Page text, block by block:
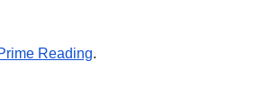
Reading.